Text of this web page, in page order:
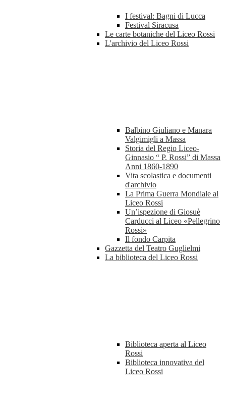
I festival: Bagni di Lucca
Festival Siracusa
Le carte botaniche del Liceo Rossi
L'archivio del Liceo Rossi
Balbino Giuliano e Manara
Valgimigli a Massa
Storia del Regio Liceo-
Ginnasio “ P. Rossi” di Massa
Anni 1860-1890
Vita scolastica e documenti
d'archivio
La Prima Guerra Mondiale al
Liceo Rossi
Un’ispezione di Giosuè
Carducci al Liceo «Pellegrino
Rossi»
Il fondo Carpita
Gazzetta del Teatro Guglielmi
La biblioteca del Liceo Rossi
Biblioteca aperta al Liceo
Rossi
Biblioteca innovativa del
Liceo Rossi